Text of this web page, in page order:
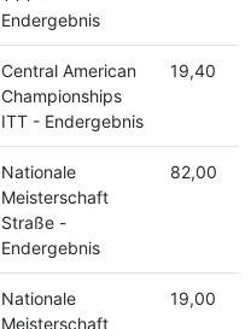
Endergebnis
Central American
Championships
ITT - Endergebnis
19,40
Nationale
Meisterschaft
Straße -
Endergebnis
82,00
Nationale
Meisterschaft
19,00